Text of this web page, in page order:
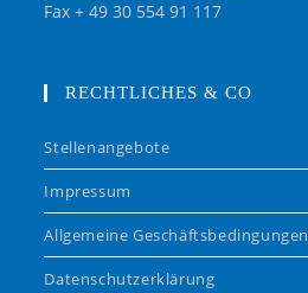
Fax + 49 30 554 91 117
RECHTLICHES & CO
Stellenangebote
Impressum
Allgemeine Geschäftsbedingungen
Datenschutzerklärung